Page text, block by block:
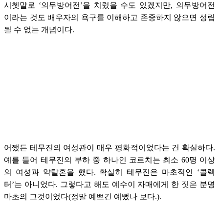
시쳇말로 ‘의무방어전’을 치렀을 수도 있겠지만, 의무방어전
이라는 것도 배우자의 욕구를 이해하고 존중하지 않으면 성립
될 수 없는 개념이다.
어쨌든 테무진의 여성관이 매우 평화적이었다는 건 확실하다.
예를 들어 테무진의 부하 중 하나인 코르치는 최소 60명 이상
의 여성과 약탈혼을 했다. 확실히 테무진은 마초적인 ‘콜렉
터’는 아니었다. 그렇다고 해도 예수이 자매에게 한 짓은 분명
마초의 그것이었다(정말 예쁘긴 예뻤나 보다.).